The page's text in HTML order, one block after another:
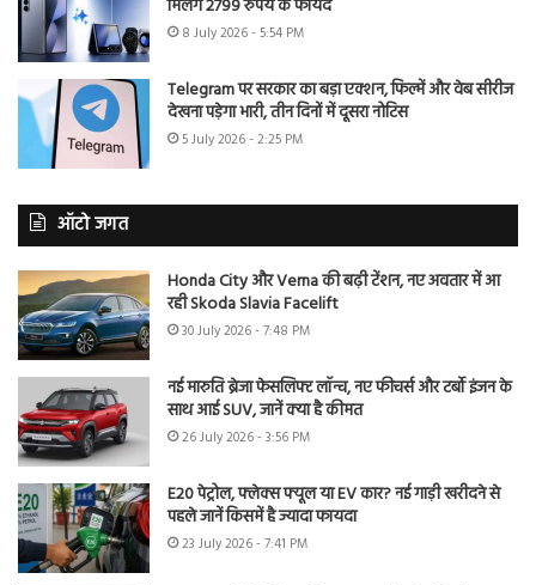
मिलेंगे 2799 रुपये के फायदे
8 July 2026 - 5:54 PM
Telegram पर सरकार का बड़ा एक्शन, फिल्में और वेब सीरीज
देखना पड़ेगा भारी, तीन दिनों में दूसरा नोटिस
5 July 2026 - 2:25 PM
ऑटो जगत
Honda City और Verna की बढ़ी टेंशन, नए अवतार में आ
रही Skoda Slavia Facelift
30 July 2026 - 7:48 PM
नई मारुति ब्रेजा फेसलिफ्ट लॉन्च, नए फीचर्स और टर्बो इंजन के
साथ आई SUV, जानें क्या है कीमत
26 July 2026 - 3:56 PM
E20 पेट्रोल, फ्लेक्स फ्यूल या EV कार? नई गाड़ी खरीदने से
पहले जानें किसमें है ज्यादा फायदा
23 July 2026 - 7:41 PM